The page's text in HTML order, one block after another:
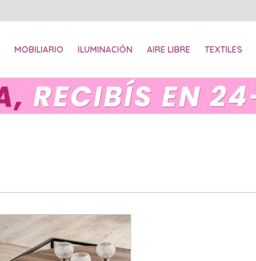
MOBILIARIO ILUMINACIÓN AIRE LIBRE TEXTILES